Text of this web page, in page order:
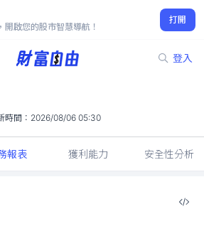
開啟您的股市智慧導航！
打開
登入
12.15
0%
時間： 2026/08/06 05:30
報表 獲利能力 安全性分析